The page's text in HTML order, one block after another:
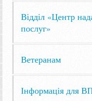
Відділ «Центр
послуг»
Ветеранам
Інформація для